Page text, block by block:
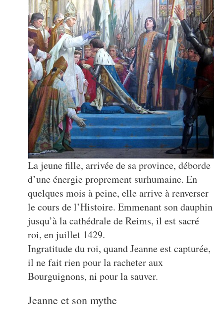
La jeune fille, arrivée de sa province, déborde
d’une énergie proprement surhumaine. En
quelques mois à peine, elle arrive à renverser
le cours de l’Histoire. Emmenant son dauphin
jusqu’à la cathédrale de Reims, il est sacré
roi, en juillet 1429.
Ingratitude du roi, quand Jeanne est capturée,
il ne fait rien pour la racheter aux
Bourguignons, ni pour la sauver.
Jeanne et son mythe